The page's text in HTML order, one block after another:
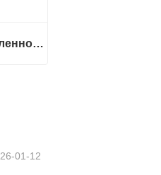
Печь для быстрого/медленного спекания зубных протезов Glorious
01-12